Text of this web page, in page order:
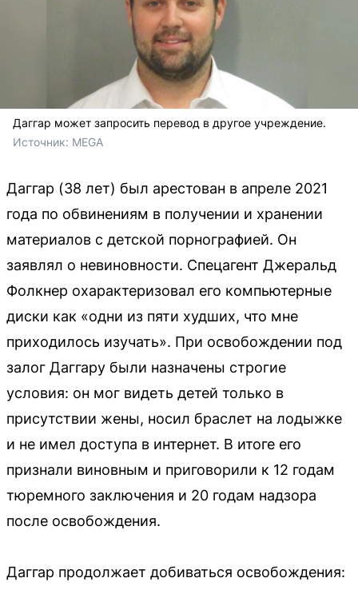
Даггар может запросить перевод в другое учреждение.
Источник: MEGA
Даггар (38 лет) был арестован в апреле 2021
года по обвинениям в получении и хранении
материалов с детской порнографией. Он
заявлял о невиновности. Спецагент Джеральд
Фолкнер охарактеризовал его компьютерные
диски как «одни из пяти худших, что мне
приходилось изучать». При освобождении под
залог Даггару были назначены строгие
условия: он мог видеть детей только в
присутствии жены, носил браслет на лодыжке
и не имел доступа в интернет. В итоге его
признали виновным и приговорили к 12 годам
тюремного заключения и 20 годам надзора
после освобождения.
Даггар продолжает добиваться освобождения: